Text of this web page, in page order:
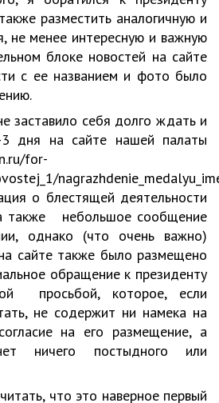
разместить аналогичную и
не менее интересную и важную
блоке новостей на сайте
с ее названием и фото было
заставило себя долго ждать и
3 дня на сайте нашей палаты
for-
о блестящей деятельности
также небольшое сообщение
однако (что очень важно)
сайте также было размещено
обращение к президенту
просьбой, которое, если
не содержит ни намека на
на его размещение, а
ничего постыдного или
что это наверное первый